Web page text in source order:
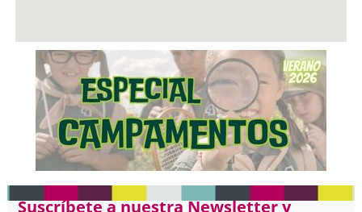
Suscríbete a nuestra Newsletter y